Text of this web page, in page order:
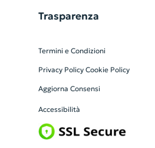
Trasparenza
Termini e Condizioni
Privacy Policy Cookie Policy
Aggiorna Consensi
Accessibilità